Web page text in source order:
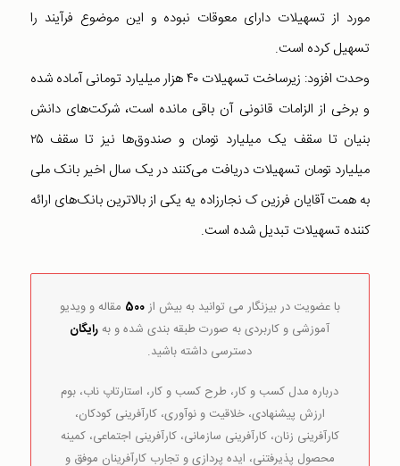
مورد از تسهیلات دارای معوقات نبوده و این موضوع فرآیند را
تسهیل کرده است.
وحدت افزود: زیرساخت تسهیلات ۴۰ هزار میلیارد تومانی آماده شده
و برخی از الزامات قانونی آن باقی مانده است، شرکت‌های دانش
بنیان تا سقف یک میلیارد تومان و صندوق‌ها نیز تا سقف ۲۵
میلیارد تومان تسهیلات دریافت می‌کنند در یک سال اخیر بانک ملی
به همت آقایان فرزین ک نجارزاده یه یکی از بالاترین بانک‌های ارائه
کننده تسهیلات تبدیل شده است.
با عضویت در بیزنگار می توانید به بیش از500 مقاله و ویدیو
آموزشی و کاربردی به صورت طبقه بندی شده و بهرایگان
دسترسی داشته باشید.
درباره مدل کسب و کار، طرح کسب و کار، استارتاپ ناب، بوم
ارزش پیشنهادی، خلاقیت و نوآوری، کارآفرینی کودکان،
کارآفرینی زنان، کارآفرینی سازمانی، کارآفرینی اجتماعی، کمینه
محصول پذیرفتنی، ایده پردازی و تجارب کارآفرینان موفق و